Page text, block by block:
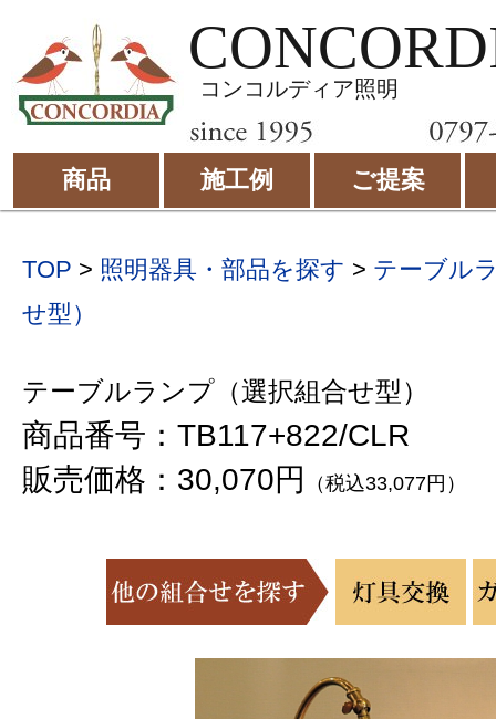
コンコルディア照明
商品 施工例 ご提案
TOP > 照明器具・部品を探す > テーブル
せ型）
テーブルランプ（選択組合せ型）
商品番号：TB117+822/CLR
販売価格：30,070円
（税込33,077円）